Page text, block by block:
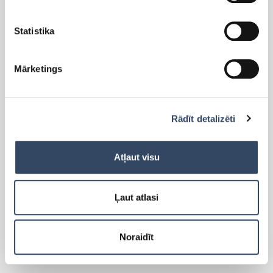
Statistika
Mārketings
Rādīt detalizēti
Atļaut visu
Ļaut atlasi
Noraidīt
Side-By-Side
Iebūvējamie ledusskapji
Cigāru skapis
Aksesuāri